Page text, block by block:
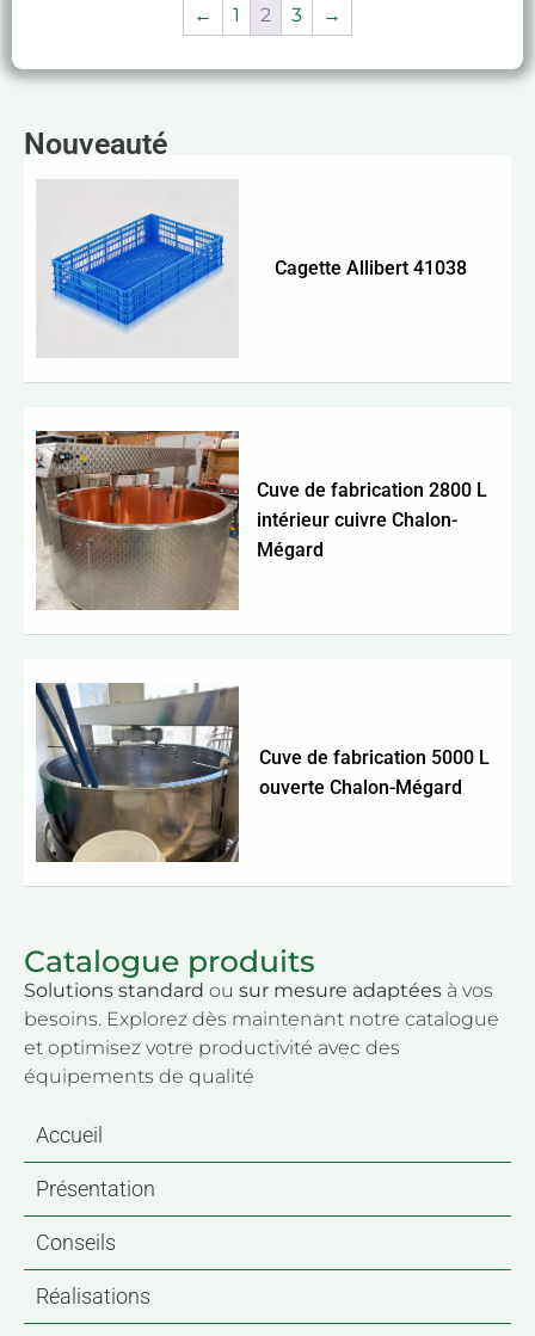
Catalogue produits
Solutions standard ou sur mesure adaptées à vos
besoins. Explorez dès maintenant notre catalogue
et optimisez votre productivité avec des
équipements de qualité
Accueil
Présentation
Conseils
Réalisations
Nouveauté
Cagette Allibert 41038
Cuve de fabrication 2800 L
intérieur cuivre Chalon-
Mégard
Cuve de fabrication 5000 L
ouverte Chalon-Mégard
← 1 2 3 →